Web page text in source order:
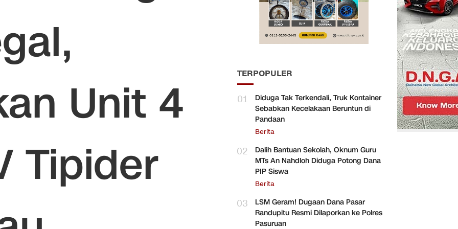
Unit 4
Tipider
TERPOPULER
01
Diduga Tak Terkendali, Truk Kontainer
Sebabkan Kecelakaan Beruntun di
Pandaan
Berita
02
Dalih Bantuan Sekolah, Oknum Guru
MTs An Nahdloh Diduga Potong Dana
PIP Siswa
Berita
03
LSM Geram! Dugaan Dana Pasar
Randupitu Resmi Dilaporkan ke Polres
Pasuruan